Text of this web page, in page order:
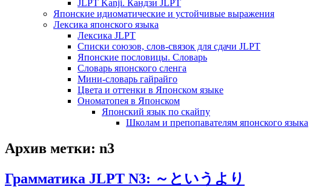
JLPT Kanji. Кандзи JLPT
Японские идиоматические и устойчивые выражения
Лексика японского языка
Лексика JLPT
Списки союзов, слов-связок для сдачи JLPT
Японские пословицы. Словарь
Словарь японского сленга
Мини-словарь гайрайго
Цвета и оттенки в Японском языке
Ономатопея в Японском
Японский язык по скайпу
Школам и препопавателям японского языка
Архив метки: n3
Грамматика JLPT N3: ～というより